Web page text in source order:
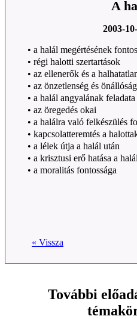
A
2003-
• a halál megértésének
• régi halotti szertartások
• az ellenerők és a
• az önzetlenség és
• a halál angyalának feladata
• az öregedés okai
• a halálra való felkészülés
• kapcsolatteremtés a
• a lélek útja a halál után
• a krisztusi erő hatása a
• a moralitás fontossága
« Vissza
További